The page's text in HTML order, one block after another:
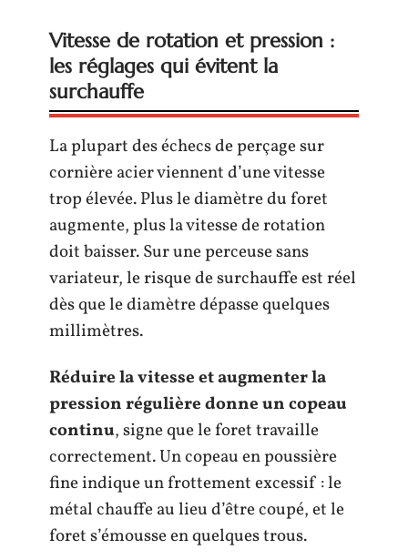
Vitesse de rotation et pression :
les réglages qui évitent la
surchauffe
La plupart des échecs de perçage sur
cornière acier viennent d’une vitesse
trop élevée. Plus le diamètre du foret
augmente, plus la vitesse de rotation
doit baisser. Sur une perceuse sans
variateur, le risque de surchauffe est réel
dès que le diamètre dépasse quelques
millimètres.
Réduire la vitesse et augmenter la
pression régulière donne un copeau
continu, signe que le foret travaille
correctement. Un copeau en poussière
fine indique un frottement excessif : le
métal chauffe au lieu d’être coupé, et le
foret s’émousse en quelques trous.